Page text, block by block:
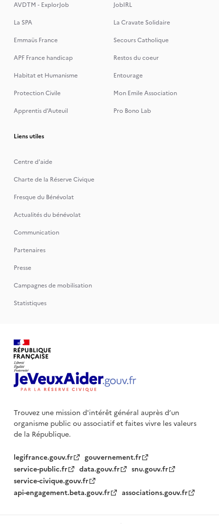
AVDTM - ExplorJob
JobIRL
La SPA
La Cravate Solidaire
Emmaüs France
Secours Catholique
APF France handicap
Restos du coeur
Habitat et Humanisme
Entourage
Protection Civile
Mon Emile Association
Apprentis d’Auteuil
Pro Bono Lab
Liens utiles
Centre d'aide
Charte de la Réserve Civique
Fresque du Bénévolat
Actualités du bénévolat
Communication
Partenaires
Presse
Campagnes de mobilisation
Statistiques
Trouvez une mission d'intérêt général auprès d’un
organisme publicou associatif et faites vivre les valeurs
de la République.
legifrance.gouv.fr
gouvernement.fr
service-public.fr
data.gouv.fr
snu.gouv.fr
service-civique.gouv.fr
api-engagement.beta.gouv.fr
associations.gouv.fr